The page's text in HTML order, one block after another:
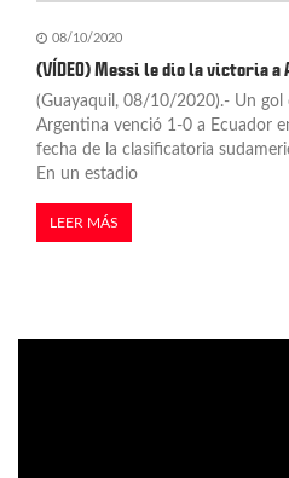
08/10/2020
(VÍDEO) Messi le dio la victoria a
(Guayaquil, 08/10/2020).- Un gol
Argentina venció 1-0 a Ecuador
fecha de la clasificatoria
En un estadio
LEER MÁS